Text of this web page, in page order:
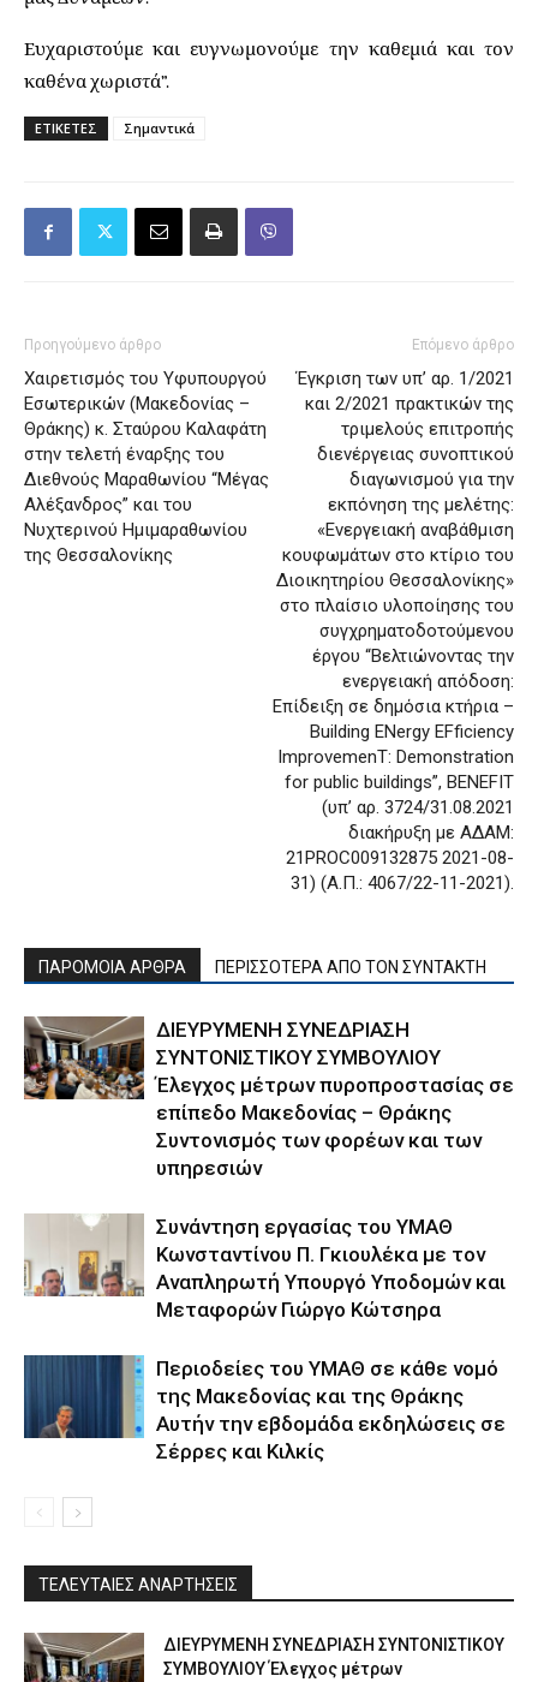
Ευχαριστούμε και ευγνωμονούμε την καθεμιά και τον
καθένα χωριστά”.
ΕΤΙΚΕΤΕΣ Σημαντικά
Προηγούμενο άρθρο
Χαιρετισμός του Υφυπουργού
Εσωτερικών (Μακεδονίας –
Θράκης) κ. Σταύρου Καλαφάτη
στην τελετή έναρξης του
Διεθνούς Μαραθωνίου “Μέγας
Αλέξανδρος” και του
Νυχτερινού Ημιμαραθωνίου
της Θεσσαλονίκης
Επόμενο άρθρο
Έγκριση των υπ’ αρ. 1/2021
και 2/2021 πρακτικών της
τριμελούς επιτροπής
διενέργειας συνοπτικού
διαγωνισμού για την
εκπόνηση της μελέτης:
«Ενεργειακή αναβάθμιση
κουφωμάτων στο κτίριο του
Διοικητηρίου Θεσσαλονίκης»
στο πλαίσιο υλοποίησης του
συγχρηματοδοτούμενου
έργου “Βελτιώνοντας την
ενεργειακή απόδοση:
Επίδειξη σε δημόσια κτήρια –
Building ENergy EFficiency
ImprovemenT: Demonstration
for public buildings”, BENEFIT
(υπ’ αρ. 3724/31.08.2021
διακήρυξη με ΑΔΑΜ:
21PROC009132875 2021-08-
31) (Α.Π.: 4067/22-11-2021).
ΠΑΡΟΜΟΙΑ ΑΡΘΡΑ ΠΕΡΙΣΣΟΤΕΡΑ ΑΠΟ ΤΟΝ ΣΥΝΤΑΚΤΗ
ΔΙΕΥΡΥΜΕΝΗ ΣΥΝΕΔΡΙΑΣΗ
ΣΥΝΤΟΝΙΣΤΙΚΟΥ ΣΥΜΒΟΥΛΙΟΥ
Έλεγχος μέτρων πυροπροστασίας σε
επίπεδο Μακεδονίας – Θράκης
Συντονισμός των φορέων και των
υπηρεσιών
Συνάντηση εργασίας του ΥΜΑΘ
Κωνσταντίνου Π. Γκιουλέκα με τον
Αναπληρωτή Υπουργό Υποδομών και
Μεταφορών Γιώργο Κώτσηρα
Περιοδείες του ΥΜΑΘ σε κάθε νομό
της Μακεδονίας και της Θράκης
Αυτήν την εβδομάδα εκδηλώσεις σε
Σέρρες και Κιλκίς
ΤΕΛΕΥΤΑΙΕΣ ΑΝΑΡΤΗΣΕΙΣ
ΔΙΕΥΡΥΜΕΝΗ ΣΥΝΕΔΡΙΑΣΗ ΣΥΝΤΟΝΙΣΤΙΚΟΥ
ΣΥΜΒΟΥΛΙΟΥ Έλεγχος μέτρων